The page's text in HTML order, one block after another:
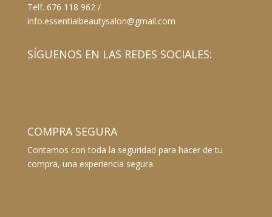
Telf. 676 118 962 /
info.essentialbeautysalon@gmail.com
SÍGUENOS EN LAS REDES SOCIALES:
COMPRA SEGURA
Contamos con toda la seguridad para hacer de tu
compra, una experiencia segura.